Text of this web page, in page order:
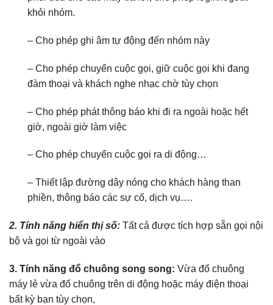
khỏi nhóm.
– Cho phép ghi âm tự động đến nhóm này
– Cho phép chuyển cuộc gọi, giữ cuộc gọi khi đang
đàm thoại và khách nghe nhạc chờ tùy chọn
– Cho phép phát thông báo khi đi ra ngoài hoặc hết
giờ, ngoài giờ làm việc
– Cho phép chuyển cuộc gọi ra di động…
– Thiết lập đường dây nóng cho khách hàng than
phiền, thông báo các sự cố, dịch vụ….
2. Tính năng hiển thị số: Tất cả được tích hợp sẵn gọi nội
bộ và gọi từ ngoài vào
3. Tính năng đổ chuông song song: Vừa đổ chuông
máy lẻ vừa đổ chuông trên di động hoặc máy điện thoại
bất kỳ bạn tùy chọn,